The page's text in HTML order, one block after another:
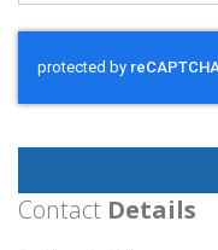
Contact Details